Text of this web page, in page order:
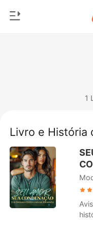
Baixar App
Lobisomem
Romance
Bilionários
Ranking
1
Livro e História